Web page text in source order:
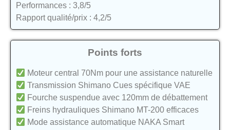
Performances : 3,8/5
Rapport qualité/prix : 4,2/5
Points forts
Moteur central 70Nm pour une assistance naturelle
Transmission Shimano Cues spécifique VAE
Fourche suspendue avec 120mm de débattement
Freins hydrauliques Shimano MT-200 efficaces
Mode assistance automatique NAKA Smart